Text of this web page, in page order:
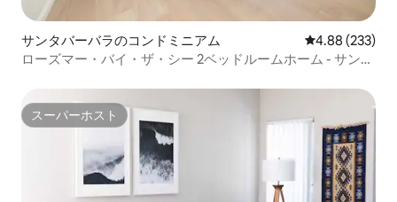
サンタバーバラのコンドミニアム レビュー233
4.88 (233)
ローズマー・バイ・ザ・シー 2ベッドルームホーム - サンタ
スーパーホスト
スーパーホスト